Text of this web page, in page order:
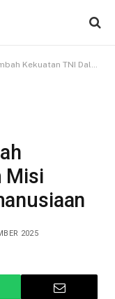
Misi Pertahanan dan Kemanusiaan
Misi
2025